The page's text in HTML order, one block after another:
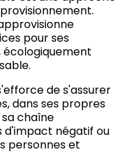
pour ses
de s'assurer
dans ses propres
chaîne
d'impact négatif ou
personnes et